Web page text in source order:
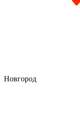
Новгород